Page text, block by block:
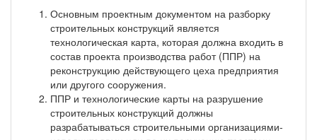
Основным проектным документом на разборку
строительных конструкций является
технологическая карта, которая должна входить в
состав проекта производства работ (ППР) на
реконструкцию действующего цеха предприятия
или другого сооружения.
ППР и технологические карты на разрушение
строительных конструкций должны
разрабатываться строительными организациями-